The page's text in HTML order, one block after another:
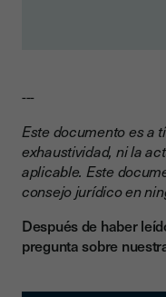
---
Este documento es a
exhaustividad, ni la
aplicable. Este
consejo jurídico en
Después de haber
pregunta sobre